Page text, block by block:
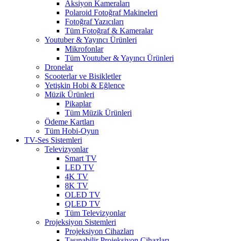
Aksiyon Kameraları
Polaroid Fotoğraf Makineleri
Fotoğraf Yazıcıları
Tüm Fotoğraf & Kameralar
Youtuber & Yayıncı Ürünleri
Mikrofonlar
Tüm Youtuber & Yayıncı Ürünleri
Dronelar
Scooterlar ve Bisikletler
Yetişkin Hobi & Eğlence
Müzik Ürünleri
Pikaplar
Tüm Müzik Ürünleri
Ödeme Kartları
Tüm Hobi-Oyun
TV-Ses Sistemleri
Televizyonlar
Smart TV
LED TV
4K TV
8K TV
OLED TV
QLED TV
Tüm Televizyonlar
Projeksiyon Sistemleri
Projeksiyon Cihazları